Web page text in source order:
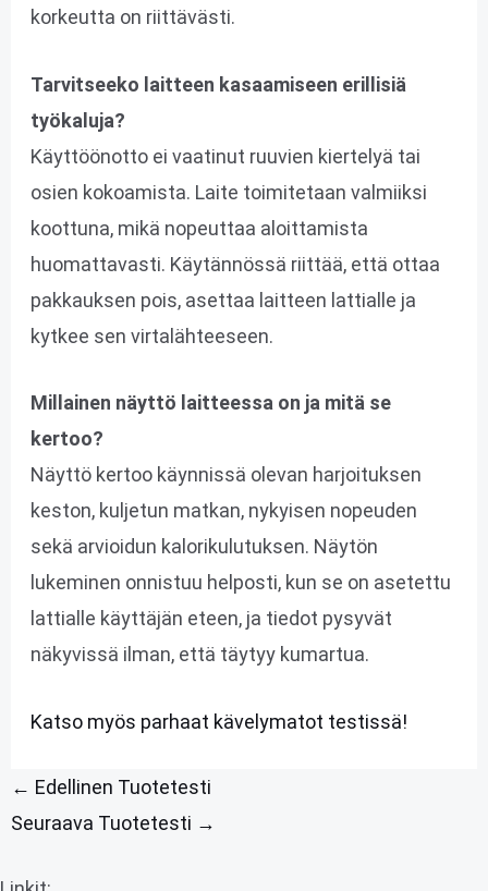
korkeutta on riittävästi.
Tarvitseeko laitteen kasaamiseen erillisiä
työkaluja?
Käyttöönotto ei vaatinut ruuvien kiertelyä tai
osien kokoamista. Laite toimitetaan valmiiksi
koottuna, mikä nopeuttaa aloittamista
huomattavasti. Käytännössä riittää, että ottaa
pakkauksen pois, asettaa laitteen lattialle ja
kytkee sen virtalähteeseen.
Millainen näyttö laitteessa on ja mitä se
kertoo?
Näyttö kertoo käynnissä olevan harjoituksen
keston, kuljetun matkan, nykyisen nopeuden
sekä arvioidun kalorikulutuksen. Näytön
lukeminen onnistuu helposti, kun se on asetettu
lattialle käyttäjän eteen, ja tiedot pysyvät
näkyvissä ilman, että täytyy kumartua.
Katso myös parhaat kävelymatot testissä!
← Edellinen Tuotetesti
Seuraava Tuotetesti →